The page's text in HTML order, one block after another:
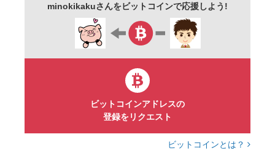
minokikakuさんをビットコインで応援しよう!
ビットコインアドレスの
登録をリクエスト
ビットコインとは？